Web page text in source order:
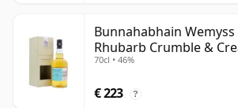
Bunnahabhain
Rhubarb Crumble &
1990 28 jaar oud
70cl • 46%
€ 223 ?